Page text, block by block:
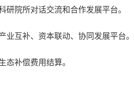
院所对话交流和合作发展平台。
互补、资本联动、协同发展平台。
补偿费用结算。